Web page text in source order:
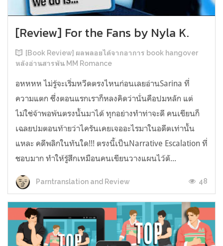
[Review] For the Fans by Nyla K.
[Book Review] ผลพลอยได้จากอาการ book hangover
หลังอ่านสารพัน MM Romance
อหหหห ไม่รู้จะเริ่มหวีดตรงไหนก่อนเลยอ่านSarina ที่
ความแตก ซึ่งตอนแรกเราก็หลงคิดว่านั่นคือปมหลัก แต่
ไม่ใช่จ้าพอพ้นตรงนั้นมาได้ ทุกอย่างทำท่าจะดี คนเขียนก็
เฉลยปมตอนท้ายว่าไครันเคยเจออะไรมาในอดีตเท่านั้น
แหละ คดีพลิกในทันใด!!! ตรงนี้เป็นNarrative Escalation ที่
ชอบมาก ทำให้รู้สึกเหมือนคนเขียนวางแผนไว้ตั...
Parntranslation and Review 48